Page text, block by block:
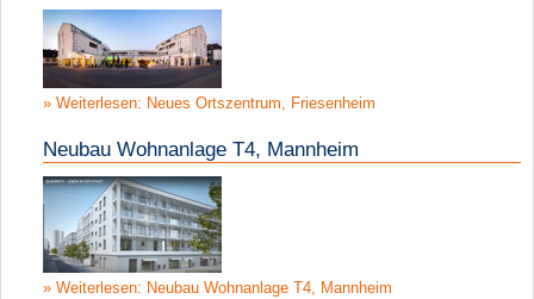
Weiterlesen: Neues Ortszentrum, Friesenheim
Neubau Wohnanlage T4, Mannheim
Weiterlesen: Neubau Wohnanlage T4, Mannheim